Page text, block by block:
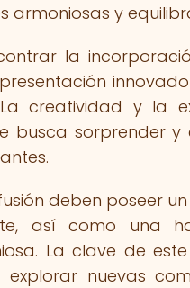
y
la
creatividad y la
busca sorprender
deben poseer
así como una
La clave de
nuevas